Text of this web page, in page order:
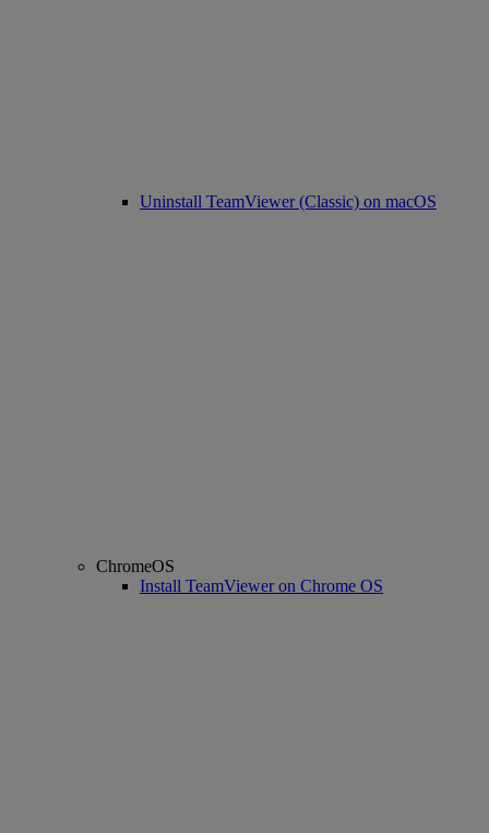
Uninstall TeamViewer (Classic) on macOS
ChromeOS
Install TeamViewer on Chrome OS